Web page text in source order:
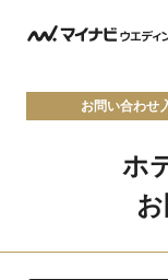
お問い合わせ
ホ